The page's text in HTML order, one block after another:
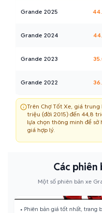
Grande 2025
Grande 2024
Grande 2023
Grande 2022
Grande 2021
Grande 2020
Grande 2018
Grande 2017
Trên Chợ Tốt Xe, giá
triệu (đời 2015) đến 44,8
lựa chọn thông minh để sở
giá hợp lý.
Các phiên
Một số phiên bản xe
Grande Tiêu
• Phiên bản giá tốt nhất, trang